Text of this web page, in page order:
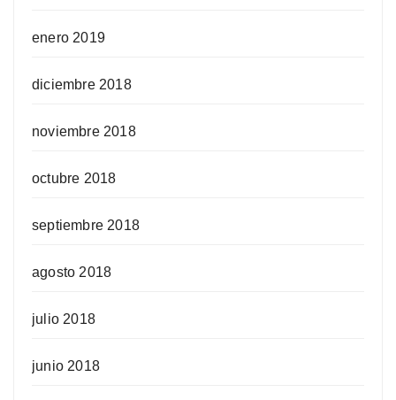
enero 2019
diciembre 2018
noviembre 2018
octubre 2018
septiembre 2018
agosto 2018
julio 2018
junio 2018